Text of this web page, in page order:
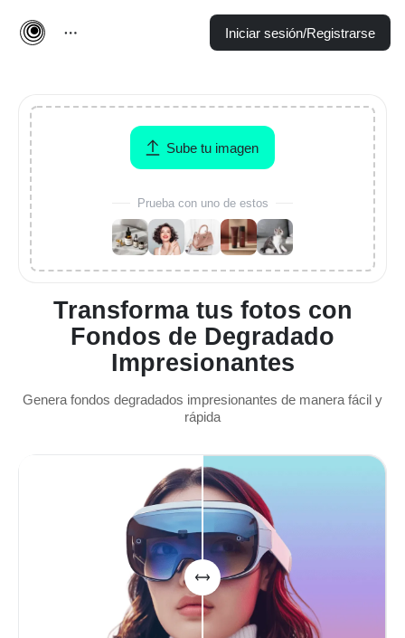
Iniciar sesión/Registrarse
Transforma tus fotos con
Fondos de Degradado
Impresionantes
Genera fondos degradados impresionantes de manera fácil y
rápida
Sube tu imagen
Prueba con uno de estos